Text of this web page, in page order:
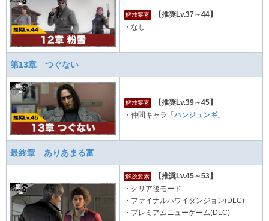
解放要素
【推奨Lv.37～44】
・なし
第13章 つぐない
解放要素
【推奨Lv.39～45】
・仲間キャラ「 ハンジュンギ」
最終章 ありあまる富
解放要素
【推奨Lv.45～53】
・クリア後モード
・ファイナルハワイダンジョン(DLC)
・プレミアムニューゲーム(DLC)